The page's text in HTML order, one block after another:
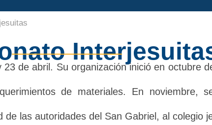
de abril. Su organización inició en octubre
de materiales. En noviembre,
las autoridades del San Gabriel, al colegio